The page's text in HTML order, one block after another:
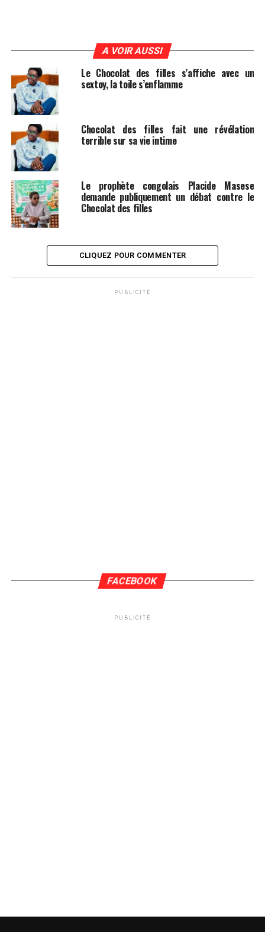
A VOIR AUSSI
Le Chocolat des filles s’affiche avec un
sextoy, la toile s’enflamme
Chocolat des filles fait une révélation
terrible sur sa vie intime
Le prophète congolais Placide Masese
demande publiquement un débat contre le
Chocolat des filles
CLIQUEZ POUR COMMENTER
PUBLICITÉ
FACEBOOK
PUBLICITÉ